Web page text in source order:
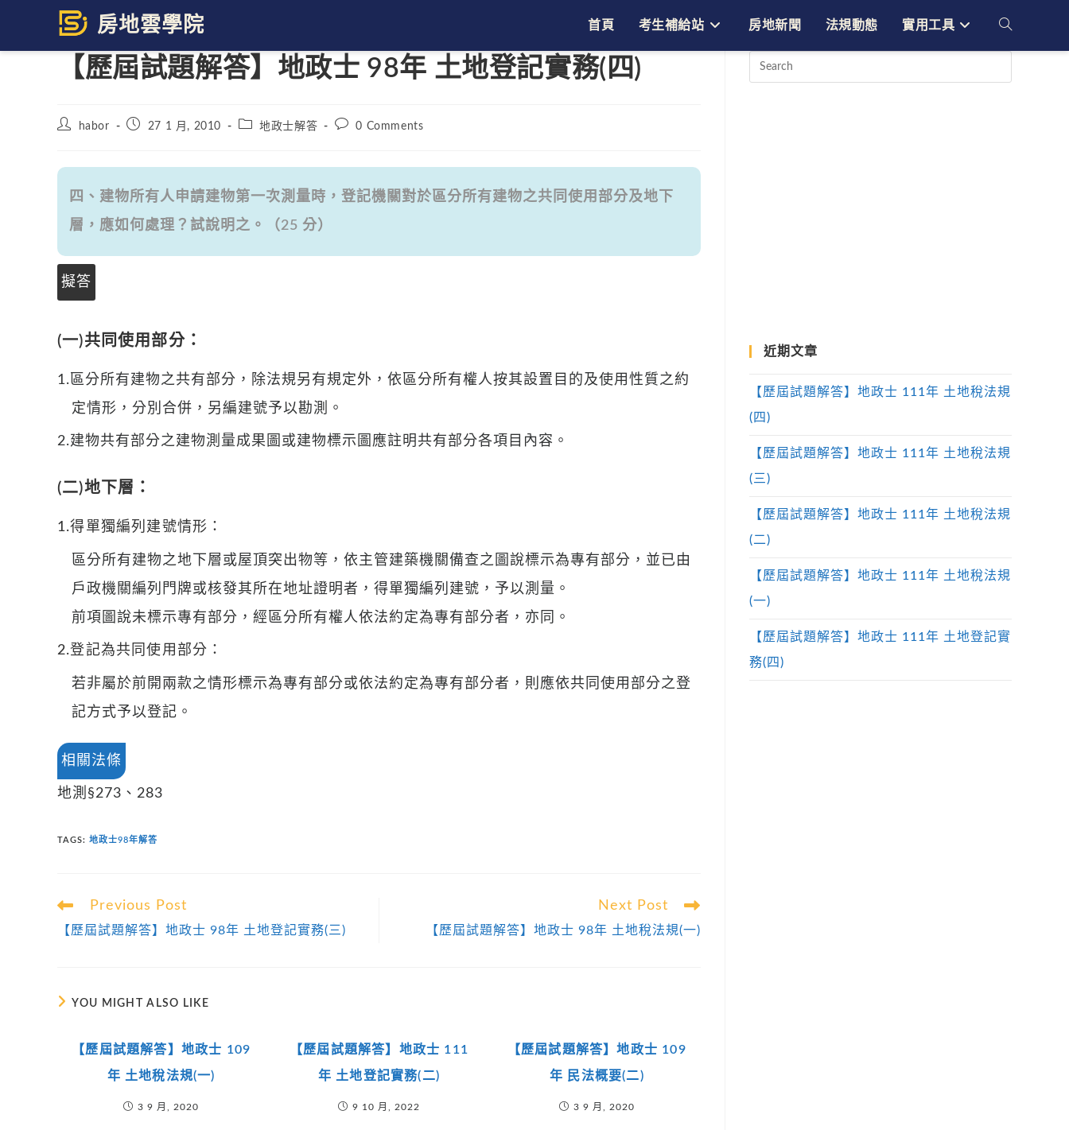
content
首頁 考生補給站 房地新聞 法規動態 實用工具 Toggle
【歷屆試題解答】地政士 98年 土地登記實務(四)
Posthabor
Post27 1 月, 2010
Post地政士解答
Post0 Comments
四、建物所有人申請建物第一次測量時，登記機關對於區分所有建物之共同使用部分及地下
層，應如何處理？試說明之。（25 分）
擬答
(一)共同使用部分：
1.區分所有建物之共有部分，除法規另有規定外，依區分所有權人按其設置目的及使用性質之約
定情形，分別合併，另編建號予以勘測。
2.建物共有部分之建物測量成果圖或建物標示圖應註明共有部分各項目內容。
(二)地下層：
1.得單獨編列建號情形：
區分所有建物之地下層或屋頂突出物等，依主管建築機關備查之圖說標示為專有部分，並已由
戶政機關編列門牌或核發其所在地址證明者，得單獨編列建號，予以測量。
前項圖說未標示專有部分，經區分所有權人依法約定為專有部分者，亦同。
2.登記為共同使用部分：
若非屬於前開兩款之情形標示為專有部分或依法約定為專有部分者，則應依共同使用部分之登
記方式予以登記。
相關法條
地測§273、283
TAGS: 地政士98年解答
Read
articles
Previous Post
【歷屆試題解答】地政士 98年 土地登記實務(三)
Next Post
【歷屆試題解答】地政士 98年 土地稅法規(一)
YOU MIGHT ALSO LIKE
【歷屆試題解答】地政士 109
年 土地稅法規(一)
3 9 月, 2020
【歷屆試題解答】地政士 111
年 土地登記實務(二)
9 10 月, 2022
【歷屆試題解答】地政士 109
年 民法概要(二)
3 9 月, 2020
近期文章
【歷屆試題解答】地政士 111年 土地稅法規
(四)
【歷屆試題解答】地政士 111年 土地稅法規
(三)
【歷屆試題解答】地政士 111年 土地稅法規
(二)
【歷屆試題解答】地政士 111年 土地稅法規
(一)
【歷屆試題解答】地政士 111年 土地登記實
務(四)